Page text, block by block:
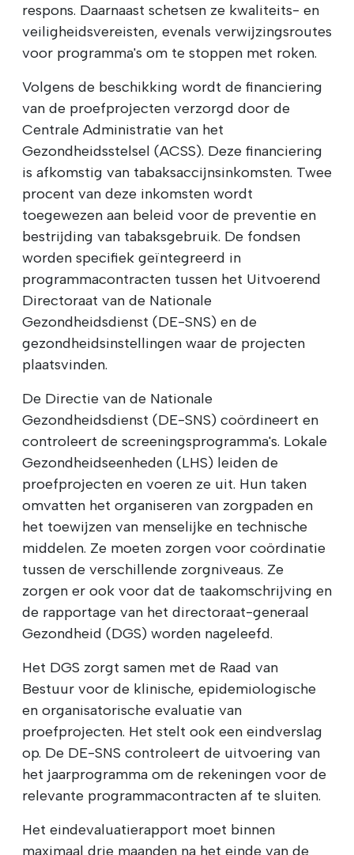
respons. Daarnaast schetsen ze kwaliteits- en
veiligheidsvereisten, evenals verwijzingsroutes
voor programma's om te stoppen met roken.
Volgens de beschikking wordt de financiering
van de proefprojecten verzorgd door de
Centrale Administratie van het
Gezondheidsstelsel (ACSS). Deze financiering
is afkomstig van tabaksaccijnsinkomsten. Twee
procent van deze inkomsten wordt
toegewezen aan beleid voor de preventie en
bestrijding van tabaksgebruik. De fondsen
worden specifiek geïntegreerd in
programmacontracten tussen het Uitvoerend
Directoraat van de Nationale
Gezondheidsdienst (DE-SNS) en de
gezondheidsinstellingen waar de projecten
plaatsvinden.
De Directie van de Nationale
Gezondheidsdienst (DE-SNS) coördineert en
controleert de screeningsprogramma's. Lokale
Gezondheidseenheden (LHS) leiden de
proefprojecten en voeren ze uit. Hun taken
omvatten het organiseren van zorgpaden en
het toewijzen van menselijke en technische
middelen. Ze moeten zorgen voor coördinatie
tussen de verschillende zorgniveaus. Ze
zorgen er ook voor dat de taakomschrijving en
de rapportage van het directoraat-generaal
Gezondheid (DGS) worden nageleefd.
Het DGS zorgt samen met de Raad van
Bestuur voor de klinische, epidemiologische
en organisatorische evaluatie van
proefprojecten. Het stelt ook een eindverslag
op. De DE-SNS controleert de uitvoering van
het jaarprogramma om de rekeningen voor de
relevante programmacontracten af te sluiten.
Het eindevaluatierapport moet binnen
maximaal drie maanden na het einde van de